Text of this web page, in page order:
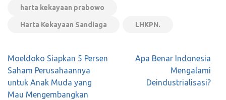
harta kekayaan prabowo
Harta Kekayaan Sandiaga LHKPN.
Navigasi
pos
Moeldoko Siapkan 5 Persen
Saham Perusahaannya
untuk Anak Muda yang
Mau Mengembangkan
Apa Benar Indonesia
Mengalami
Deindustrialisasi?